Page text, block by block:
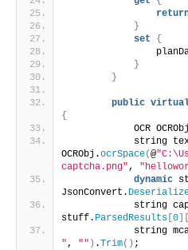
}
set
{
}
}
public
{
OCR
string
OCRObj.ocrSpace(@
captcha.png",
dynamic
JsonConvert.
string
stuff. ParsedResults [0][
string
", "" ) .Trim() ;